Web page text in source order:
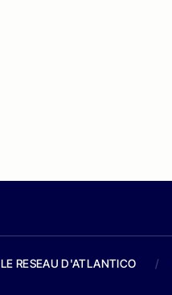
LE RESEAU D'ATLANTICO /